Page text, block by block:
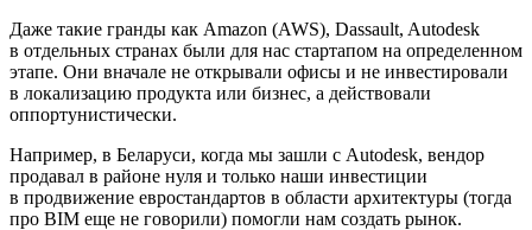
Даже такие гранды как Amazon (AWS), Dassault, Autodesk
в отдельных странах были для нас стартапом на определенном
этапе. Они вначале не открывали офисы и не инвестировали
в локализацию продукта или бизнес, а действовали
оппортунистически.
Например, в Беларуси, когда мы зашли с Autodesk, вендор
продавал в районе нуля и только наши инвестиции
в продвижение евростандартов в области архитектуры (тогда
про BIM еще не говорили) помогли нам создать рынок.